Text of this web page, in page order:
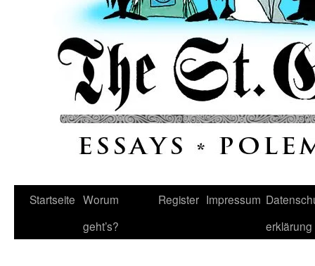
Startseite Worum
geht’s?
Register Impressum
erklärung